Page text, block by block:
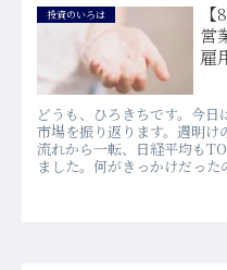
投資のいろは
営
雇
どうも、ひろきちです。今
市場を振り返ります。週明
流れから一転、日経平均も
ました。何がきっかけだっ